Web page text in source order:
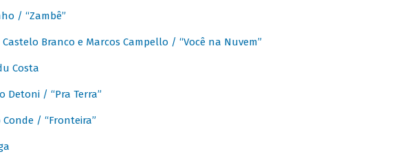
/ “Zambê”
Branco e Marcos Campello / “Você na Nuvem”
Costa
Detoni / “Pra Terra”
Conde / “Fronteira”